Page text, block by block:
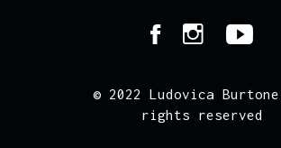
© 2022 Ludovica
rights reserved